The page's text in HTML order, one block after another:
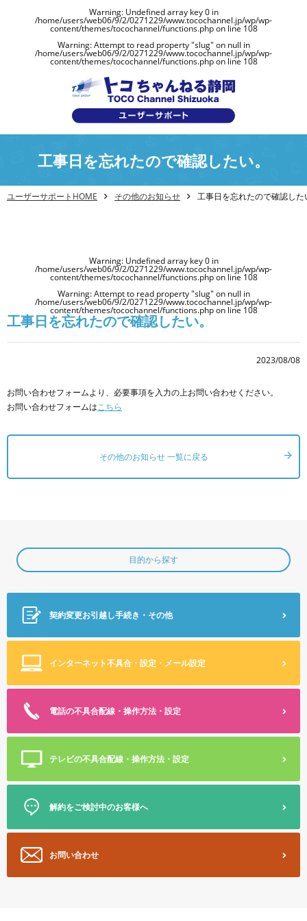
Warning: Undefined array key 0 in
/home/users/web06/9/2/0271229/www.tocochannel.jp/wp/wp-
content/themes/tocochannel/functions.phpon line 108
Warning: Attempt to read property "slug" on null in
/home/users/web06/9/2/0271229/www.tocochannel.jp/wp/wp-
content/themes/tocochannel/functions.phpon line 108
工事日を忘れたので確認したい。
ユーザーサポートHOME その他のお知らせ 工事日を忘れたので確認した
Warning: Undefined array key 0 in
/home/users/web06/9/2/0271229/www.tocochannel.jp/wp/wp-
content/themes/tocochannel/functions.phpon line 108
Warning: Attempt to read property "slug" on null in
/home/users/web06/9/2/0271229/www.tocochannel.jp/wp/wp-
content/themes/tocochannel/functions.phpon line 108
工事日を忘れたので確認したい。
2023/08/08
お問い合わせフォームより、必要事項を入力の上お問い合わせください。
お問い合わせフォームはこちら
その他のお知らせ 一覧に戻る
目的から探す
契約変更お引越し手続き・その他
インターネット不具合・設定・メール設定
電話の不具合配線・操作方法・設定
テレビの不具合配線・操作方法・設定
解約をご検討中のお客様へ
お問い合わせ